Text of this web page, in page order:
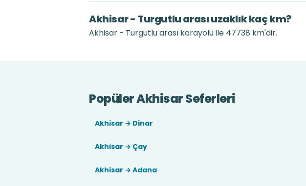
Akhisar - Turgutlu arası uzaklık kaç km?
Akhisar - Turgutlu arası karayolu ile 47738 km'dir.
Popüler Akhisar Seferleri
Akhisar → Dinar
Akhisar → Çay
Akhisar → Adana